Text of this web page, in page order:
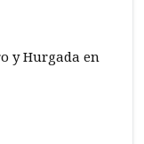
y Hurgada en